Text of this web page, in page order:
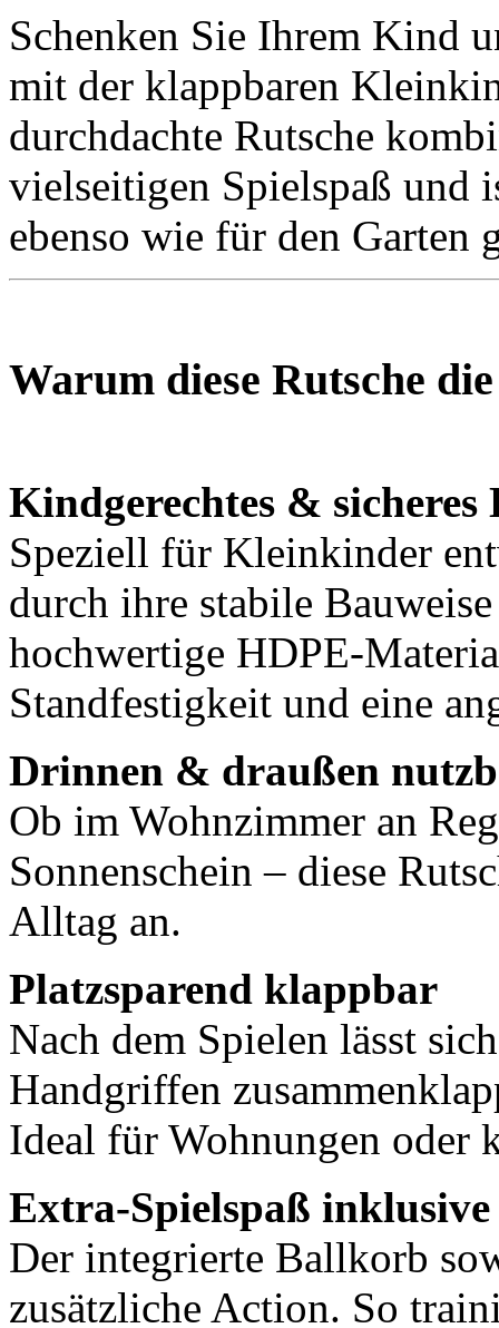
Schenken Sie Ihrem Kind
mit der klappbaren
durchdachte Rutsche
vielseitigen Spielspaß und
ebenso wie für den Garten
Warum diese Rutsche
Kindgerechtes & sicheres
Speziell für Kleinkinder
durch ihre stabile
hochwertige HDPE-
Standfestigkeit und eine
Drinnen & draußen
Ob im Wohnzimmer an
Sonnenschein – diese
Alltag an.
Platzsparend klappbar
Nach dem Spielen lässt
Handgriffen
Ideal für Wohnungen oder
Extra-Spielspaß inklusive
Der integrierte Ballkorb
zusätzliche Action. So